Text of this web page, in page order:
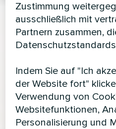
Zustimmung
ausschließlich mit
Partnern zusammen,
Indem Sie auf "Ich
der Website fort"
Verwendung von
Websitefunktionen,
Personalisierung und